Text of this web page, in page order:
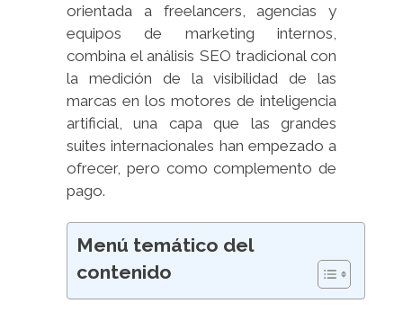
orientada a freelancers, agencias y
equipos de marketing internos,
combina el análisis SEO tradicional con
la medición de la visibilidad de las
marcas en los motores de inteligencia
artificial, una capa que las grandes
suites internacionales han empezado a
ofrecer, pero como complemento de
pago.
Menú temático del
contenido